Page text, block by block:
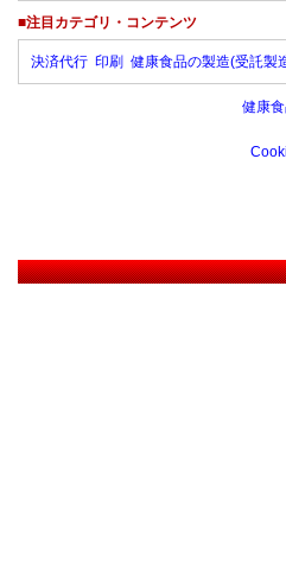
■注目カテゴリ・コンテンツ
決済代行 印刷 健康食品の製造(受託製
健康